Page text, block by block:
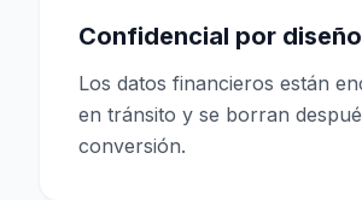
Confidencial por diseño
Los datos financieros están
en tránsito y se borran
conversión.